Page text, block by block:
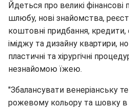
Йдеться про великі
шлюбу, нові знайомства,
коштовні придбання, кредити,
іміджу та дизайну квартири,
пластичні та хірургічні
незнайомою їжею.
"Збалансувати венеріанську
рожевому кольору та шовку в